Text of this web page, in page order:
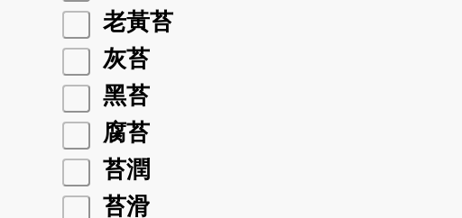
老黃苔
灰苔
黑苔
腐苔
苔潤
苔滑